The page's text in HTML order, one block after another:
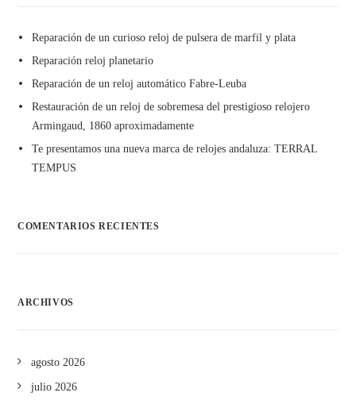
Reparación de un curioso reloj de pulsera de marfil y plata
Reparación reloj planetario
Reparación de un reloj automático Fabre-Leuba
Restauración de un reloj de sobremesa del prestigioso relojero
Armingaud, 1860 aproximadamente
Te presentamos una nueva marca de relojes andaluza: TERRAL
TEMPUS
COMENTARIOS RECIENTES
ARCHIVOS
agosto 2026
julio 2026